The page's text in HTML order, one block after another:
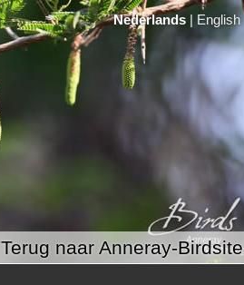
Nederlands |English
Terug naar Anneray-Birdsite